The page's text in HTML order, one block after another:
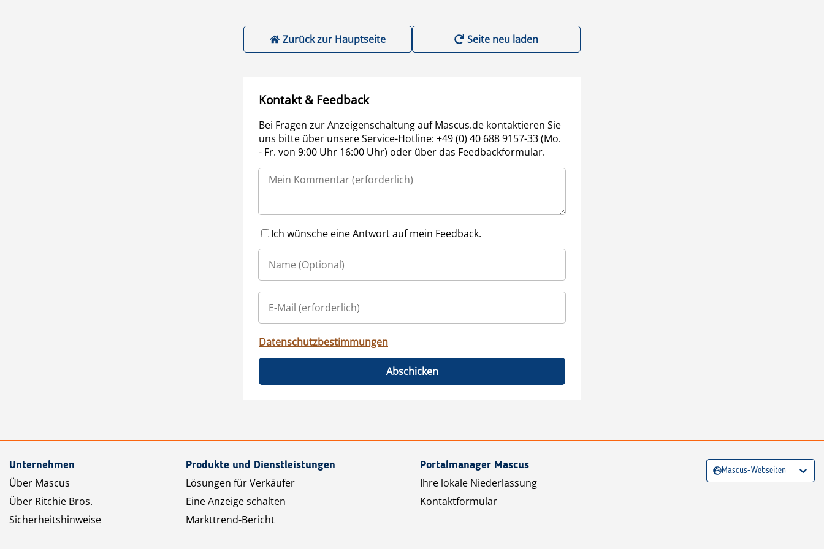
Zurück zur Hauptseite Seite neu laden
Kontakt & Feedback
Bei Fragen zur Anzeigenschaltung auf Mascus.de kontaktieren Sie
uns bitte über unsere Service-Hotline: +49 (0) 40 688 9157-33 (Mo.
- Fr. von 9:00 Uhr 16:00 Uhr) oder über das Feedbackformular.
Ich wünsche eine Antwort auf mein Feedback.
Datenschutzbestimmungen
Abschicken
Unternehmen
Über Mascus
Über Ritchie Bros.
Sicherheitshinweise
Produkte und Dienstleistungen
Lösungen für Verkäufer
Eine Anzeige schalten
Markttrend-Bericht
Portalmanager Mascus
Ihre lokale Niederlassung
Kontaktformular
Mascus-Webseiten